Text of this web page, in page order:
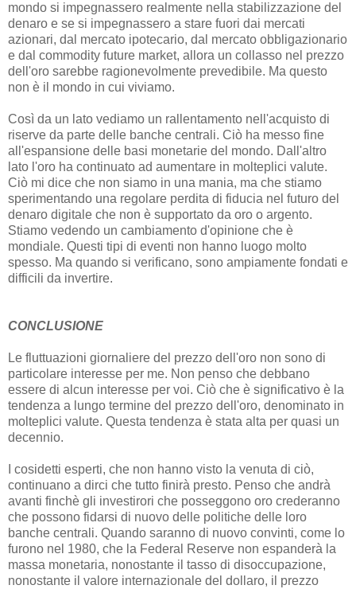
mondo si impegnassero realmente nella stabilizzazione del
denaro e se si impegnassero a stare fuori dai mercati
azionari, dal mercato ipotecario, dal mercato obbligazionario
e dal commodity future market, allora un collasso nel prezzo
dell'oro sarebbe ragionevolmente prevedibile. Ma questo
non è il mondo in cui viviamo.
Così da un lato vediamo un rallentamento nell'acquisto di
riserve da parte delle banche centrali. Ciò ha messo fine
all'espansione delle basi monetarie del mondo. Dall'altro
lato l'oro ha continuato ad aumentare in molteplici valute.
Ciò mi dice che non siamo in una mania, ma che stiamo
sperimentando una regolare perdita di fiducia nel futuro del
denaro digitale che non è supportato da oro o argento.
Stiamo vedendo un cambiamento d'opinione che è
mondiale. Questi tipi di eventi non hanno luogo molto
spesso. Ma quando si verificano, sono ampiamente fondati e
difficili da invertire.
CONCLUSIONE
Le fluttuazioni giornaliere del prezzo dell'oro non sono di
particolare interesse per me. Non penso che debbano
essere di alcun interesse per voi. Ciò che è significativo è la
tendenza a lungo termine del prezzo dell'oro, denominato in
molteplici valute. Questa tendenza è stata alta per quasi un
decennio.
I cosidetti esperti, che non hanno visto la venuta di ciò,
continuano a dirci che tutto finirà presto. Penso che andrà
avanti finchè gli investirori che posseggono oro crederanno
che possono fidarsi di nuovo delle politiche delle loro
banche centrali. Quando saranno di nuovo convinti, come lo
furono nel 1980, che la Federal Reserve non espanderà la
massa monetaria, nonostante il tasso di disoccupazione,
nonostante il valore internazionale del dollaro, il prezzo